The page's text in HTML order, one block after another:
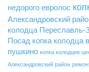
недорого евролос
Александровский
колодца Переславль-
Посад копка колодца
пушкино копка колодцев
Александровский район